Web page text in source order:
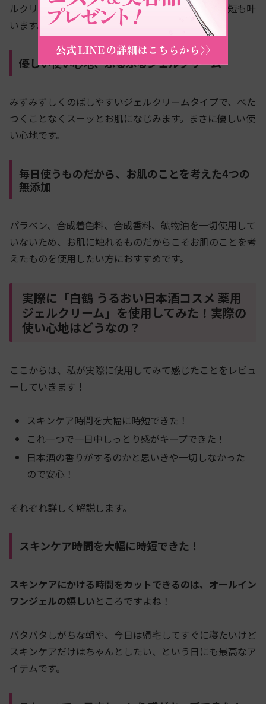
ルクリームなので、スキンケアを簡単に、そして時短も叶
います。忙しい現代人におすすめですね。
優しい使い心地、ぷるぷるジェルクリーム
みずみずしくのばしやすいジェルクリームタイプで、べた
つくことなくスーッとお肌になじみます。まさに優しい使
い心地です。
毎日使うものだから、お肌のことを考えた4つの
無添加
パラベン、合成着色料、合成香料、鉱物油を一切使用して
いないため、お肌に触れるものだからこそお肌のことを考
えたものを使用したい方におすすめです。
実際に「白鶴 うるおい日本酒コスメ 薬用
ジェルクリーム」を使用してみた！実際の
使い心地はどうなの？
ここからは、私が実際に使用してみて感じたことをレビュ
ーしていきます！
スキンケア時間を大幅に時短できた！
これ一つで一日中しっとり感がキープできた！
日本酒の香りがするのかと思いきや一切しなかった
ので安心！
それぞれ詳しく解説します。
スキンケア時間を大幅に時短できた！
スキンケアにかける時間をカットできるのは、オールイン
ワンジェルの嬉しいところですよね！
バタバタしがちな朝や、今日は帰宅してすぐに寝たいけど
スキンケアだけはちゃんとしたい、という日にも最高なア
イテムです。